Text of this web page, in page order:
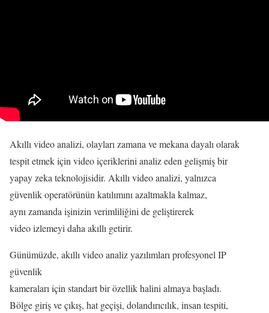
Akıllı video analizi, olayları zamana ve mekana dayalı olarak
tespit etmek için video içeriklerini analiz eden gelişmiş bir
yapay zeka teknolojisidir. Akıllı video analizi, yalnızca
güvenlik operatörünün katılımını azaltmakla kalmaz,
aynı zamanda işinizin verimliliğini de geliştirerek
video izlemeyi daha akıllı getirir.
Günümüzde, akıllı video analiz yazılımları profesyonel IP
güvenlik
kameraları için standart bir özellik halini almaya başladı.
Bölge giriş ve çıkış, hat geçişi, dolandırıcılık, insan tespiti,